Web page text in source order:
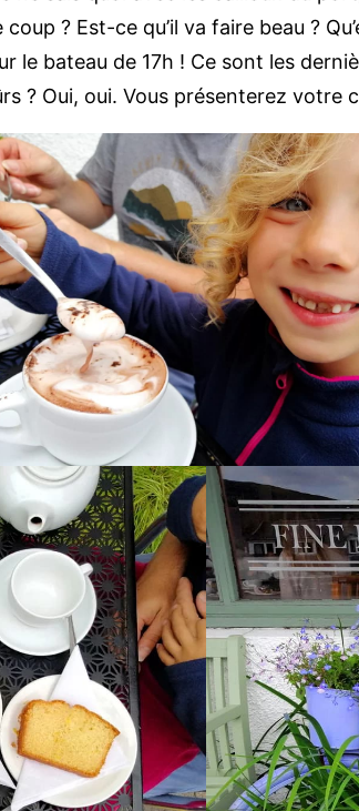
? Est-ce qu’il va faire beau ?
le bateau de 17h ! Ce sont les
? Oui, oui. Vous présenterez votre